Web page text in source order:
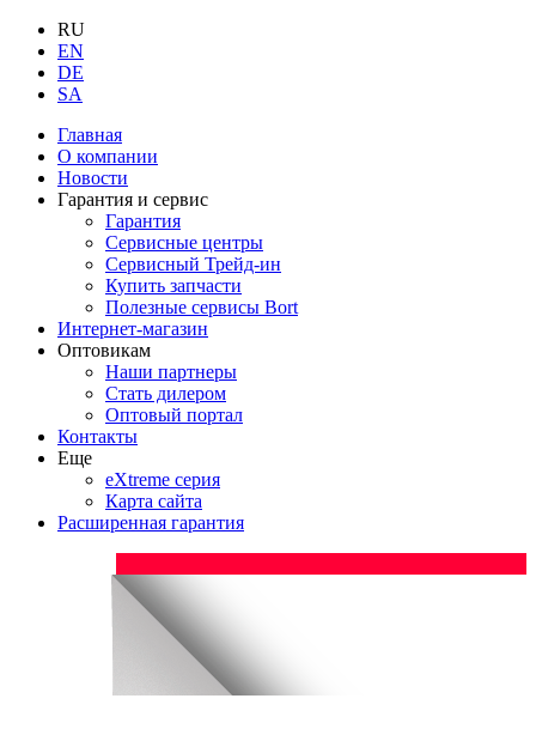
RU
EN
DE
SA
Главная
О компании
Новости
Гарантия и сервис
Гарантия
Сервисные центры
Сервисный Трейд-ин
Купить запчасти
Полезные сервисы Bort
Интернет-магазин
Оптовикам
Наши партнеры
Стать дилером
Оптовый портал
Контакты
Еще
eXtreme серия
Карта сайта
Расширенная гарантия